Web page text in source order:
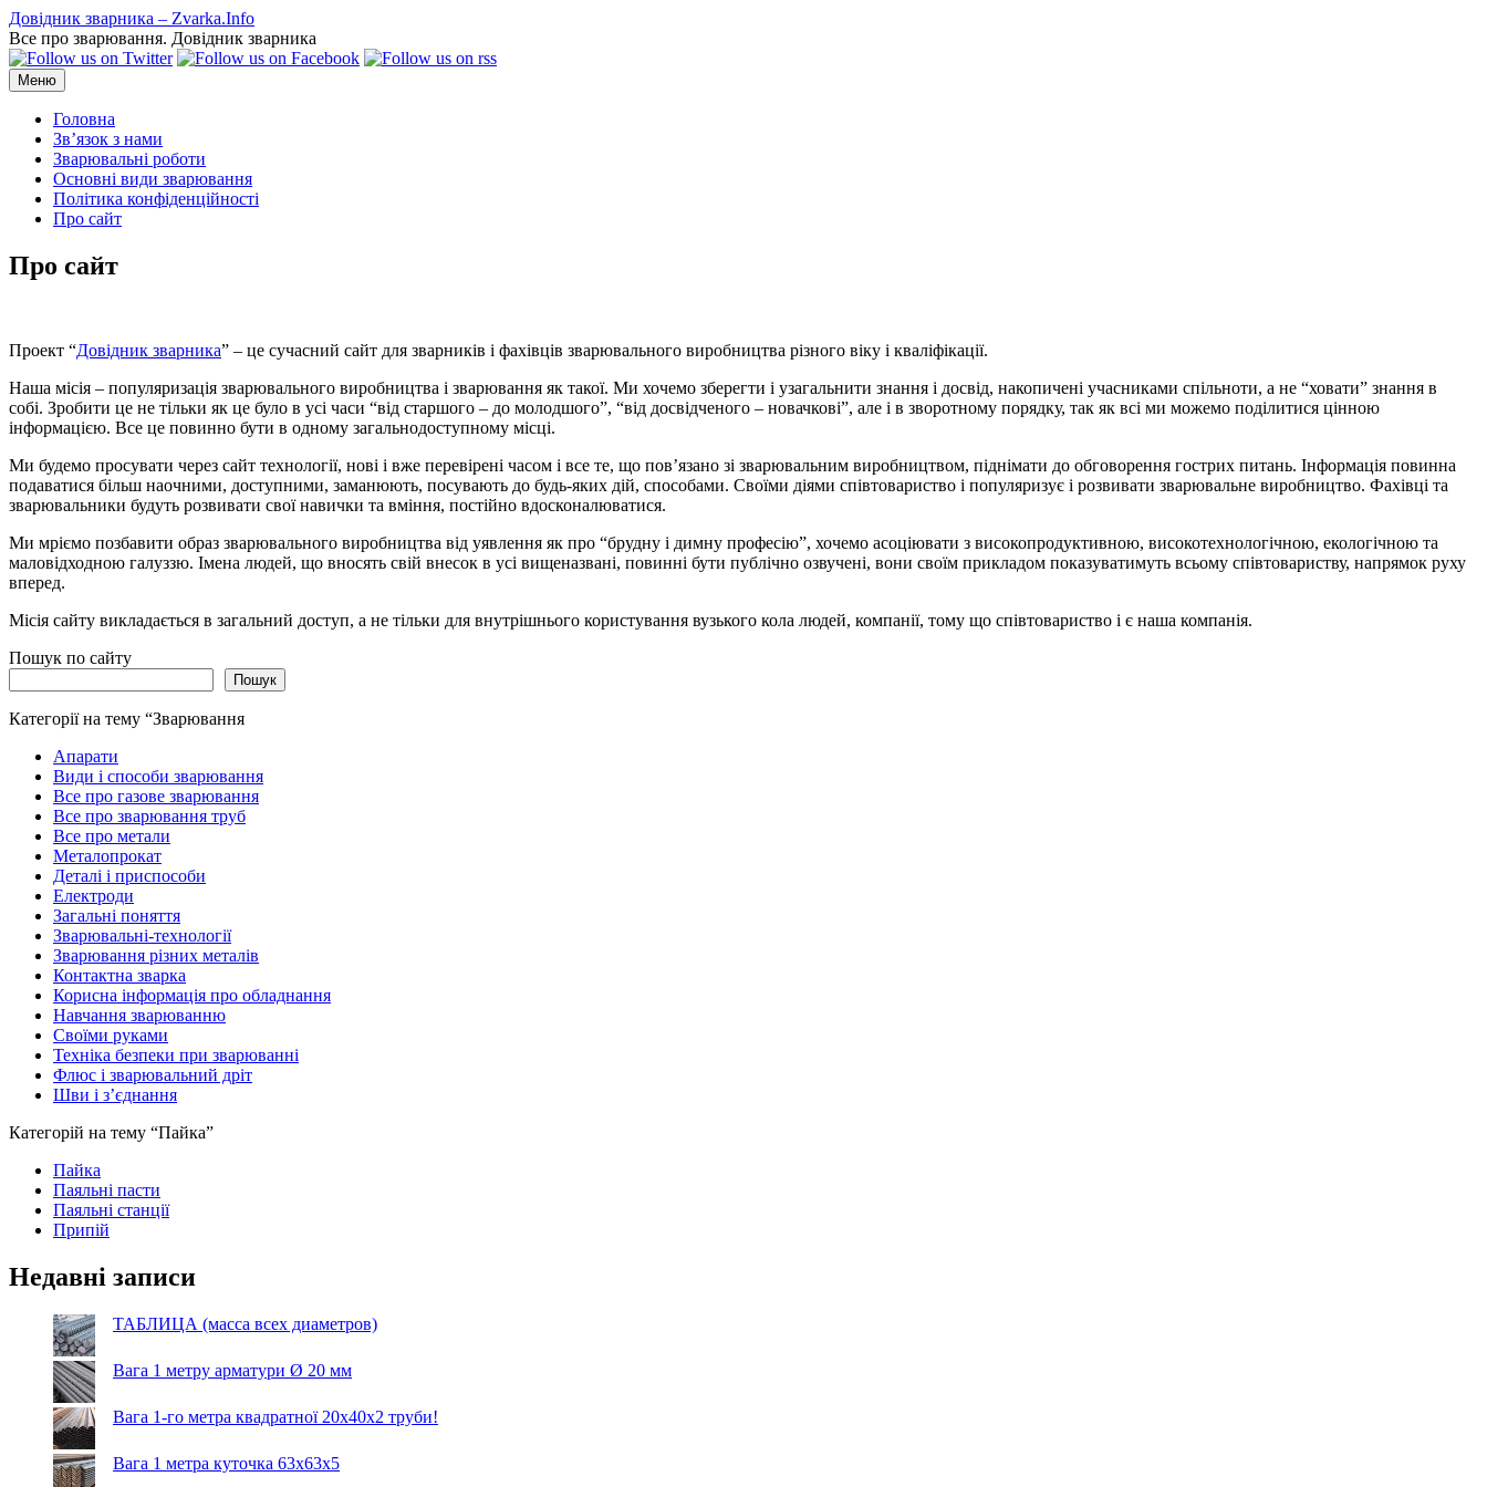
Перейти
до
вмісту
Довідник зварника – Zvarka.Info
Все про зварювання. Довідник зварника
Меню
Головна
Зв’язок з нами
Зварювальні роботи
Основні види зварювання
Політика конфіденційності
Про сайт
Про сайт
Проект “Довідник зварника” – це сучасний сайт для зварників і фахівців зварювального виробництва різного віку і кваліфікації.
Наша місія – популяризація зварювального виробництва і зварювання як такої. Ми хочемо зберегти і узагальнити знання і досвід, накопичені учасниками спільноти, а не “ховати” знання в
собі. Зробити це не тільки як це було в усі часи “від старшого – до молодшого”, “від досвідченого – новачкові”, але і в зворотному порядку, так як всі ми можемо поділитися цінною
інформацією. Все це повинно бути в одному загальнодоступному місці.
Ми будемо просувати через сайт технології, нові і вже перевірені часом і все те, що пов’язано зі зварювальним виробництвом, піднімати до обговорення гострих питань. Інформація повинна
подаватися більш наочними, доступними, заманюють, посувають до будь-яких дій, способами. Своїми діями співтовариство і популяризує і розвивати зварювальне виробництво. Фахівці та
зварювальники будуть розвивати свої навички та вміння, постійно вдосконалюватися.
Ми мріємо позбавити образ зварювального виробництва від уявлення як про “брудну і димну професію”, хочемо асоціювати з високопродуктивною, високотехнологічною, екологічною та
маловідходною галуззю. Імена людей, що вносять свій внесок в усі вищеназвані, повинні бути публічно озвучені, вони своїм прикладом показуватимуть всьому співтовариству, напрямок руху
вперед.
Місія сайту викладається в загальний доступ, а не тільки для внутрішнього користування вузького кола людей, компанії, тому що співтовариство і є наша компанія.
Пошук по сайту
Пошук
Категорії на тему “Зварювання
Апарати
Види і способи зварювання
Все про газове зварювання
Все про зварювання труб
Все про метали
Металопрокат
Деталі і приспособи
Електроди
Загальні поняття
Зварювальні-технології
Зварювання різних металів
Контактна зварка
Корисна інформація про обладнання
Навчання зварюванню
Своїми руками
Техніка безпеки при зварюванні
Флюс і зварювальний дріт
Шви і з’єднання
Категорій на тему “Пайка”
Пайка
Паяльні пасти
Паяльні станції
Припій
Недавні записи
ТАБЛИЦА (масса всех диаметров)
Вага 1 метру арматури Ø 20 мм
Вага 1-го метра квадратної 20х40х2 труби!
Вага 1 метра куточка 63х63х5